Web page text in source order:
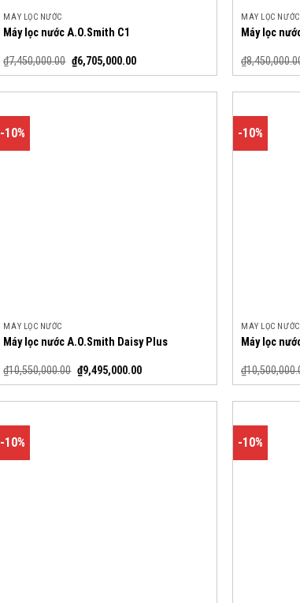
MÁY LỌC NƯỚC
Máy lọc nước A.O.Smith C1
₫7,450,000.00 ₫6,705,000.00
MÁY LỌC NƯỚC
Máy lọc
₫
-10%
MÁY LỌC NƯỚC
Máy lọc nước A.O.Smith Daisy Plus
₫10,550,000.00 ₫9,495,000.00
-10%
MÁY LỌC NƯỚC
Máy lọc
₫
-10% -10%